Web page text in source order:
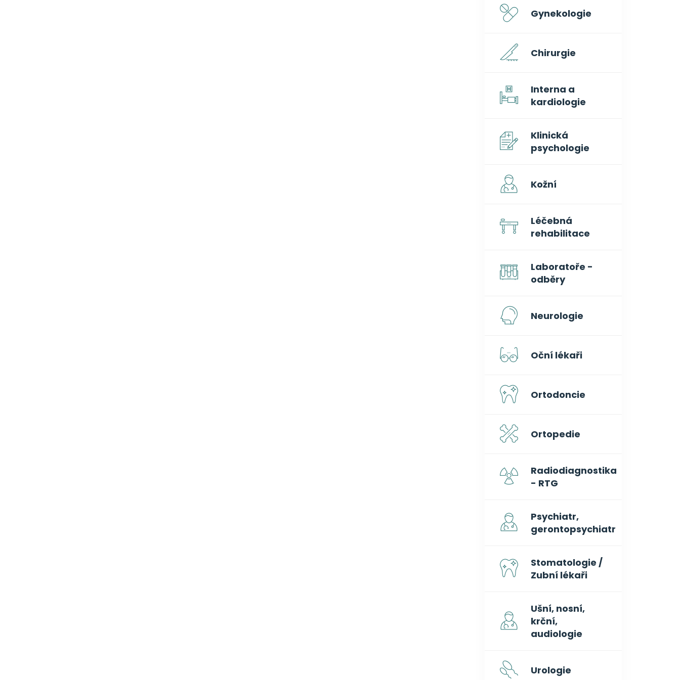
Gynekologie
Chirurgie
Interna a
kardiologie
Klinická
psychologie
Kožní
Léčebná
rehabilitace
Laboratoře -
odběry
Neurologie
Oční lékaři
Ortodoncie
Ortopedie
Radiodiagnostika
- RTG
Psychiatr,
gerontopsychiatr
Stomatologie /
Zubní lékaři
Ušní, nosní,
krční,
audiologie
Urologie